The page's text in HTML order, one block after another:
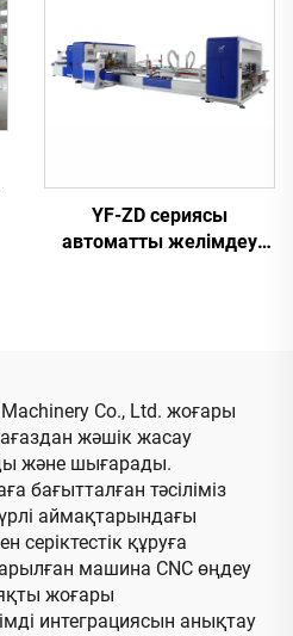
YF-ZD сериясы
автоматты желімдеу
Co., Ltd. жоғары
жәшік жасау
және шығарады.
бағытталған тәсіліміз
аймақтарындағы
серіктестік құруға
машина CNC өңдеу
жоғары
интеграциясын анықтау